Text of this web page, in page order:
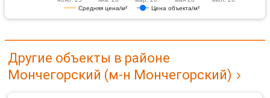
Средняя цена/м² Цена объекта/м²
Другие объекты в районе
Мончегорский (м-н Мончегорский)